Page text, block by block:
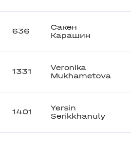
636
Сакен
Карашин
1331
Veronika
Mukhametova
1401
Yersin
Serikkhanuly